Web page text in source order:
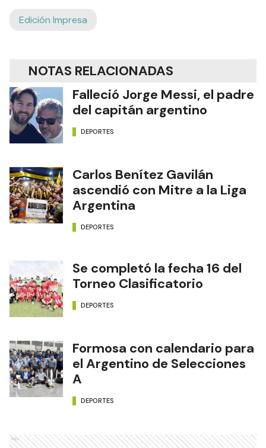
Edición Impresa
NOTAS RELACIONADAS
Falleció Jorge Messi, el padre
del capitán argentino
DEPORTES
Carlos Benítez Gavilán
ascendió con Mitre a la Liga
Argentina
DEPORTES
Se completó la fecha 16 del
Torneo Clasificatorio
DEPORTES
Formosa con calendario para
el Argentino de Selecciones
A
DEPORTES
Ads